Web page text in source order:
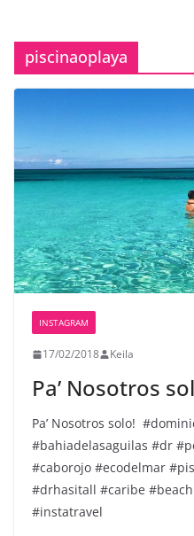
piscinaoplaya
INSTAGRAM
17/02/2018 Keila
Pa’ Nosotros
Pa’ Nosotros solo!
#bahiadelasaguilas #dr
#caborojo #ecodelmar
#drhasitall #caribe
#instatravel